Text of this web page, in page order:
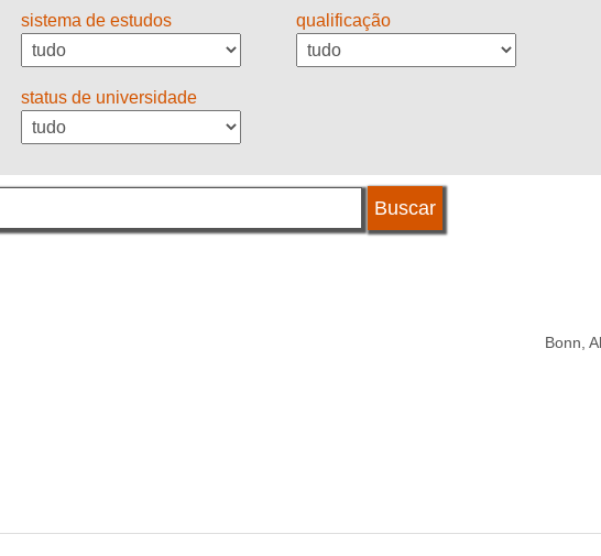
sistema de estudos qualificação
status de universidade
Bonn,